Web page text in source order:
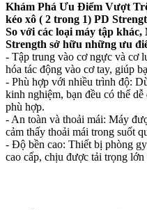
Khám Phá Ưu Điểm Vượt
kéo xô ( 2 trong 1) PD
So với các loại máy tập
Strength sở hữu những ưu
- Tập trung vào cơ ngực và cơ
hóa tác động vào cơ tay, giúp
- Phù hợp với nhiều trình độ:
kinh nghiệm, bạn đều có thể
phù hợp.
- An toàn và thoải mái: Máy
cảm thấy thoải mái trong suốt
- Độ bền cao: Thiết bị phòng
cao cấp, chịu được tải trọng